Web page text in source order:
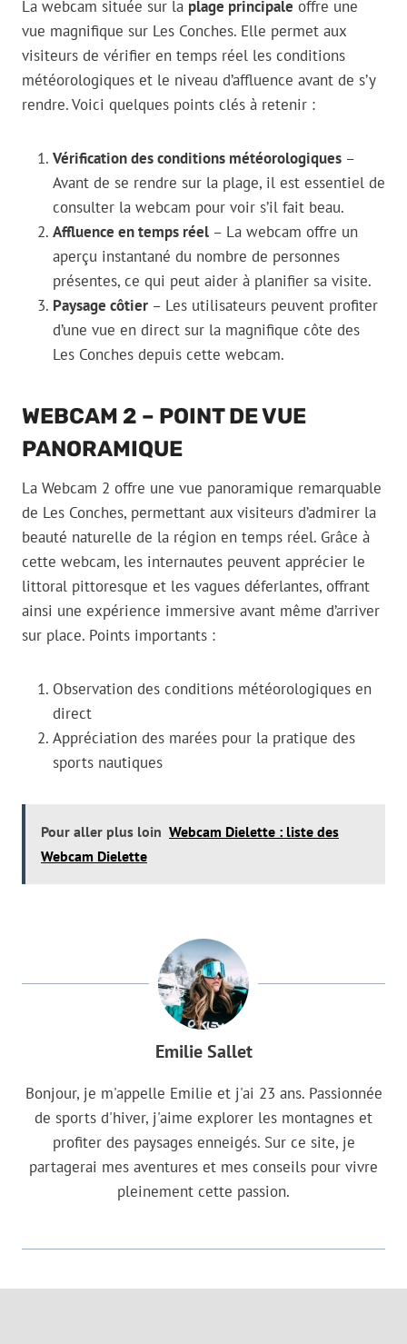
La webcam située sur la plage principale offre une
vue magnifique sur Les Conches. Elle permet aux
visiteurs de vérifier en temps réel les conditions
météorologiques et le niveau d’affluence avant de s’y
rendre. Voici quelques points clés à retenir :
Vérification des conditions météorologiques –
Avant de se rendre sur la plage, il est essentiel de
consulter la webcam pour voir s’il fait beau.
Affluence en temps réel – La webcam offre un
aperçu instantané du nombre de personnes
présentes, ce qui peut aider à planifier sa visite.
Paysage côtier – Les utilisateurs peuvent profiter
d’une vue en direct sur la magnifique côte des
Les Conches depuis cette webcam.
WEBCAM 2 – POINT DE VUE
PANORAMIQUE
La Webcam 2 offre une vue panoramique remarquable
de Les Conches, permettant aux visiteurs d’admirer la
beauté naturelle de la région en temps réel. Grâce à
cette webcam, les internautes peuvent apprécier le
littoral pittoresque et les vagues déferlantes, offrant
ainsi une expérience immersive avant même d’arriver
sur place. Points importants :
Observation des conditions météorologiques en
direct
Appréciation des marées pour la pratique des
sports nautiques
Pour aller plus loin Webcam Dielette : liste des
Webcam Dielette
Emilie Sallet
Bonjour, je m'appelle Emilie et j'ai 23 ans. Passionnée
de sports d'hiver, j'aime explorer les montagnes et
profiter des paysages enneigés. Sur ce site, je
partagerai mes aventures et mes conseils pour vivre
pleinement cette passion.